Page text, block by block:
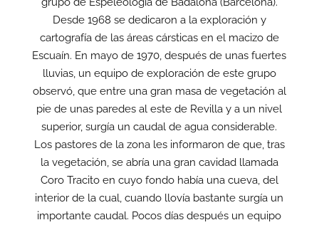
Desde 1968 se dedicaron a la exploración y
cartografía de las áreas cársticas en el macizo de
Escuaín. En mayo de 1970, después de unas fuertes
lluvias, un equipo de exploración de este grupo
observó, que entre una gran masa de vegetación al
pie de unas paredes al este de Revilla y a un nivel
superior, surgía un caudal de agua considerable.
Los pastores de la zona les informaron de que, tras
la vegetación, se abría una gran cavidad llamada
Coro Tracito en cuyo fondo había una cueva, del
interior de la cual, cuando llovía bastante surgía un
importante caudal. Pocos días después un equipo